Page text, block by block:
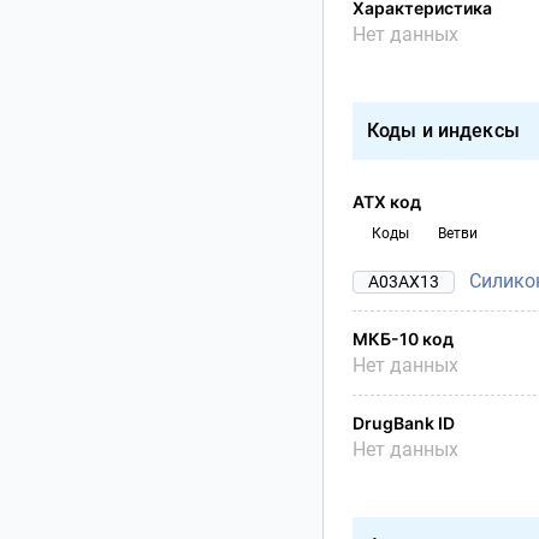
Характеристика
Нет данных
Коды и индексы
АТХ код
Коды Ветви
A03AX13
МКБ-10 код
Нет данных
DrugBank ID
Нет данных